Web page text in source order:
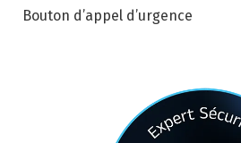
Bouton d’appel d’urgence